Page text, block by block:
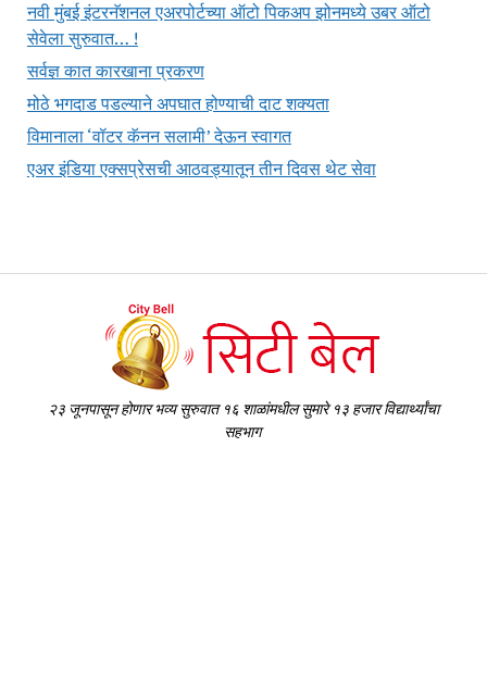
नवी मुंबई इंटरनॅशनल एअरपोर्टच्या ऑटो पिकअप झोनमध्ये उबर ऑटो
सेवेला सुरुवात… !
सर्वज्ञ कात कारखाना प्रकरण
मोठे भगदाड पडल्याने अपघात होण्याची दाट शक्यता
विमानाला ‘वॉटर कॅनन सलामी’ देऊन स्वागत
एअर इंडिया एक्सप्रेसची आठवड्यातून तीन दिवस थेट सेवा
२३ जूनपासून होणार भव्य सुरुवात १६ शाळांमधील सुमारे १३ हजार विद्यार्थ्यांचा
सहभाग